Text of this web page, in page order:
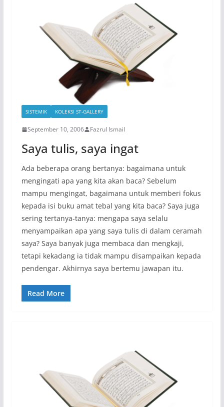
SISTEMIK KOLEKSI ST-GALLERY
September 10, 2006 Fazrul Ismail
Saya tulis, saya ingat
Ada beberapa orang bertanya: bagaimana untuk
mengingati apa yang kita akan baca? Sebelum
mampu mengingat, bagaimana untuk memberi fokus
kepada isi buku amat tebal yang kita baca? Saya juga
sering tertanya-tanya: mengapa saya selalu
menyampaikan apa yang saya tulis di dalam ceramah
saya? Saya banyak juga membaca dan mengkaji,
tetapi kekadang ia tidak mampu disampaikan kepada
pendengar. Akhirnya saya bertemu jawapan itu.
Read More